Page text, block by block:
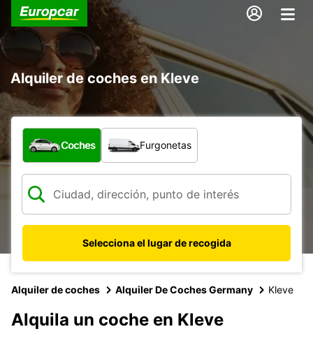
Alquiler de coches en Kleve
¿Qué tipo de vehículo?
Coches Furgonetas
Selecciona el lugar de recogida
Alquiler de coches Alquiler De Coches Germany Kleve
Alquila un coche en Kleve